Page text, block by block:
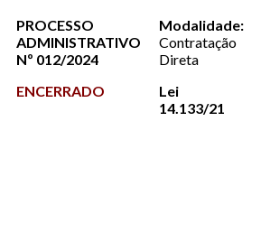
PROCESSO
ADMINISTRATIVO
Nº 012/2024
ENCERRADO
Modalidade:
Contratação
Direta
Lei
14.133/21